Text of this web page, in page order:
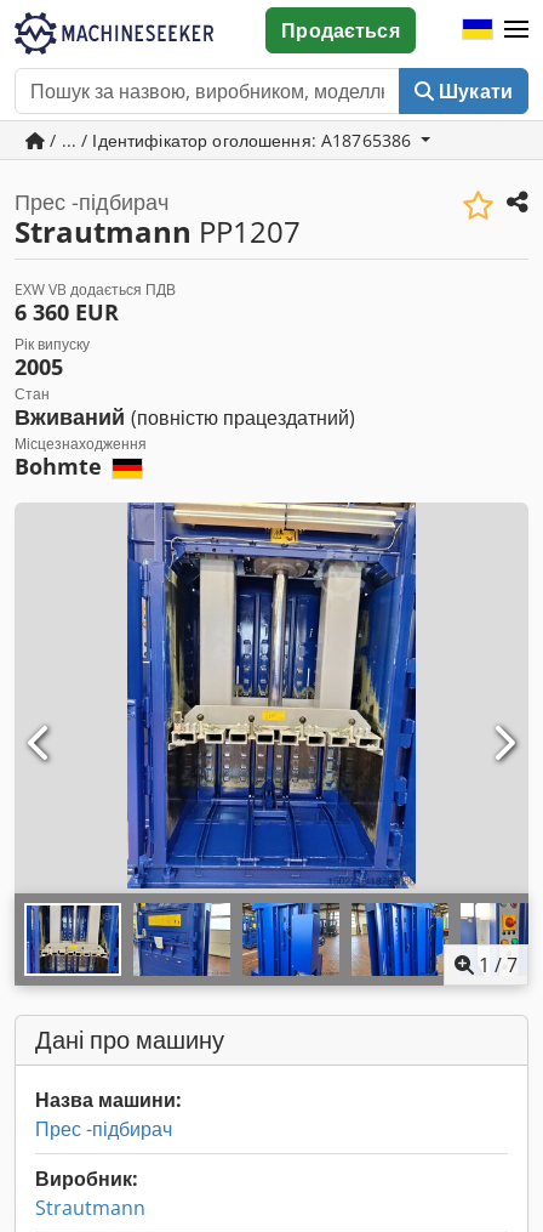
Шукати
Продається
/ ... / Ідентифікатор оголошення: A18765386
Прес -підбирач
Strautmann PP1207
EXW VB додається ПДВ
6 360 EUR
Рік випуску
2005
Стан
Вживаний (повністю працездатний)
Місцезнаходження
Bohmte
1 /7
Дані про машину
Назва машини:
Прес -підбирач
Виробник:
Strautmann